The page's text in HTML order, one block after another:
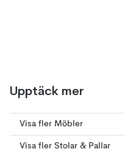
Upptäck mer
Visa fler Möbler
Visa fler Stolar & Pallar